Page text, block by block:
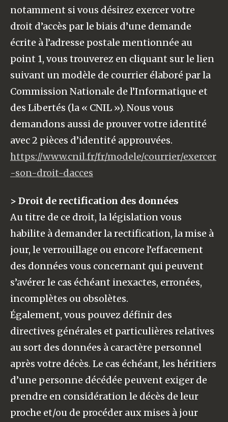
notamment si vous désirez exercer votre
droit d’accès par le biais d’une demande
écrite à l’adresse postale mentionnée au
point 1, vous trouverez en cliquant sur le lien
suivant un modèle de courrier élaboré par la
Commission Nationale de l’Informatique et
des Libertés (la « CNIL »). Nous vous
demandons aussi de prouver votre identité
avec 2 pièces d’identité approuvées.
https://www.cnil.fr/fr/modele/courrier/exercer
-son-droit-dacces
> Droit de rectification des données
Au titre de ce droit, la législation vous
habilite à demander la rectification, la mise à
jour, le verrouillage ou encore l’effacement
des données vous concernant qui peuvent
s’avérer le cas échéant inexactes, erronées,
incomplètes ou obsolètes.
Également, vous pouvez définir des
directives générales et particulières relatives
au sort des données à caractère personnel
après votre décès. Le cas échéant, les héritiers
d’une personne décédée peuvent exiger de
prendre en considération le décès de leur
proche et/ou de procéder aux mises à jour